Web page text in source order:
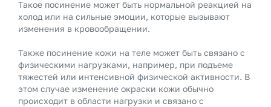
Такое посинение может быть нормальной реакцией на
холод или на сильные эмоции, которые вызывают
изменения в кровообращении.
Также посинение кожи на теле может быть связано с
физическими нагрузками, например, при подъеме
тяжестей или интенсивной физической активности. В
этом случае изменение окраски кожи обычно
происходит в области нагрузки и связано с